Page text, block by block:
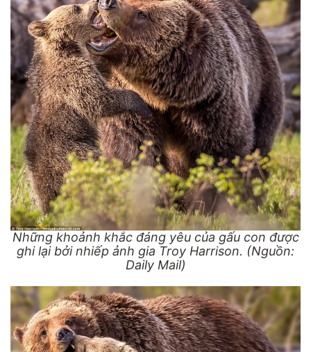
Những khoảnh khắc đáng yêu của gấu con được
ghi lại bởi nhiếp ảnh gia Troy Harrison. (Nguồn:
Daily Mail)